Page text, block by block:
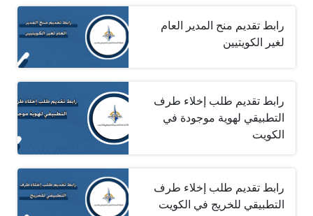
رابط تقديم منح المدير العام
لغير الكويتيين
رابط تقديم طلب إخلاء طرف
التطبيقي لهوية موجودة في
الكويت
رابط تقديم طلب إخلاء طرف
التطبيقي للخريج في الكويت